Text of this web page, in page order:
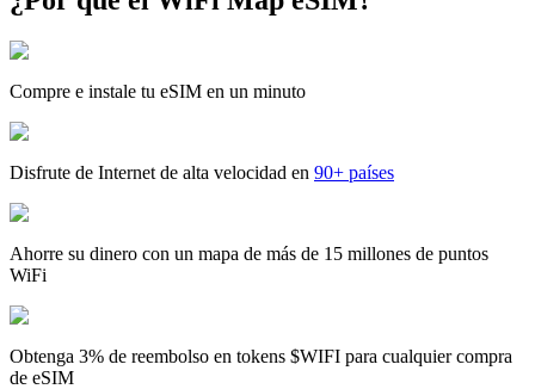
Compre e instale tu eSIM en un minuto
Disfrute de Internet de alta velocidad en 90+ países
Ahorre su dinero con un mapa de más de 15 millones de puntos
WiFi
Obtenga 3% de reembolso en tokens $WIFI para cualquier compra
de eSIM